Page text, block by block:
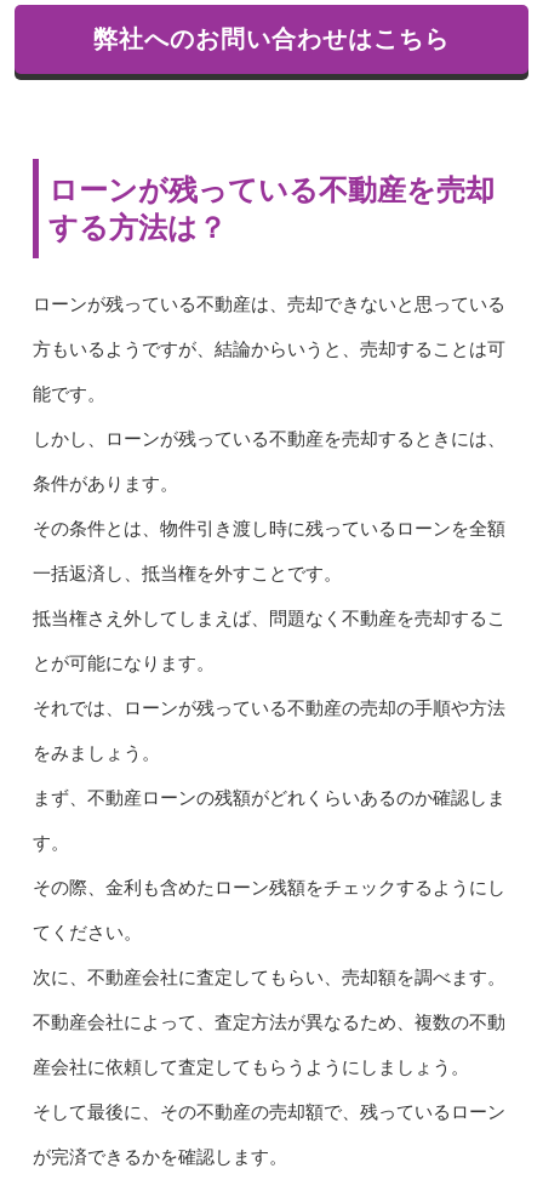
弊社へのお問い合わせはこちら
ローンが残っている不動産を売却
する方法は？
ローンが残っている不動産は、売却できないと思っている
方もいるようですが、結論からいうと、売却することは可
能です。
しかし、ローンが残っている不動産を売却するときには、
条件があります。
その条件とは、物件引き渡し時に残っているローンを全額
一括返済し、抵当権を外すことです。
抵当権さえ外してしまえば、問題なく不動産を売却するこ
とが可能になります。
それでは、ローンが残っている不動産の売却の手順や方法
をみましょう。
まず、不動産ローンの残額がどれくらいあるのか確認しま
す。
その際、金利も含めたローン残額をチェックするようにし
てください。
次に、不動産会社に査定してもらい、売却額を調べます。
不動産会社によって、査定方法が異なるため、複数の不動
産会社に依頼して査定してもらうようにしましょう。
そして最後に、その不動産の売却額で、残っているローン
が完済できるかを確認します。